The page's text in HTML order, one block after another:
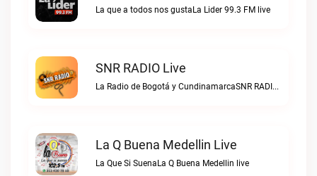
La que a todos nos gustaLa Lider 99.3 FM live
SNR RADIO Live
La Radio de Bogotá y CundinamarcaSNR RADIO live
La Q Buena Medellin Live
La Que Si SuenaLa Q Buena Medellin live